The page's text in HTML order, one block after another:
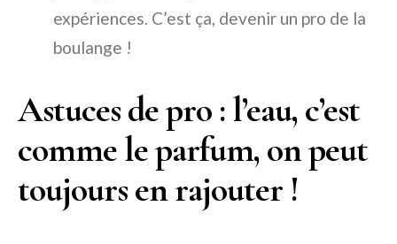
expériences. C’est ça, devenir un pro de la
boulange !
Astuces de pro : l’eau, c’est
comme le parfum, on peut
toujours en rajouter !